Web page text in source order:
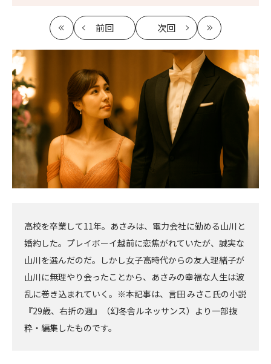
最
初
前回
記
次回
記
事
へ
最
新
高校を卒業して11年。あさみは、電力会社に勤める山川と
婚約した。プレイボーイ越前に恋焦がれていたが、誠実な
山川を選んだのだ。しかし女子高時代からの友人理緒子が
山川に無理やり会ったことから、あさみの幸福な人生は波
乱に巻き込まれていく。※本記事は、言田 みさこ氏の小説
『29歳、右折の週』（幻冬舎ルネッサンス）より一部抜
粋・編集したものです。